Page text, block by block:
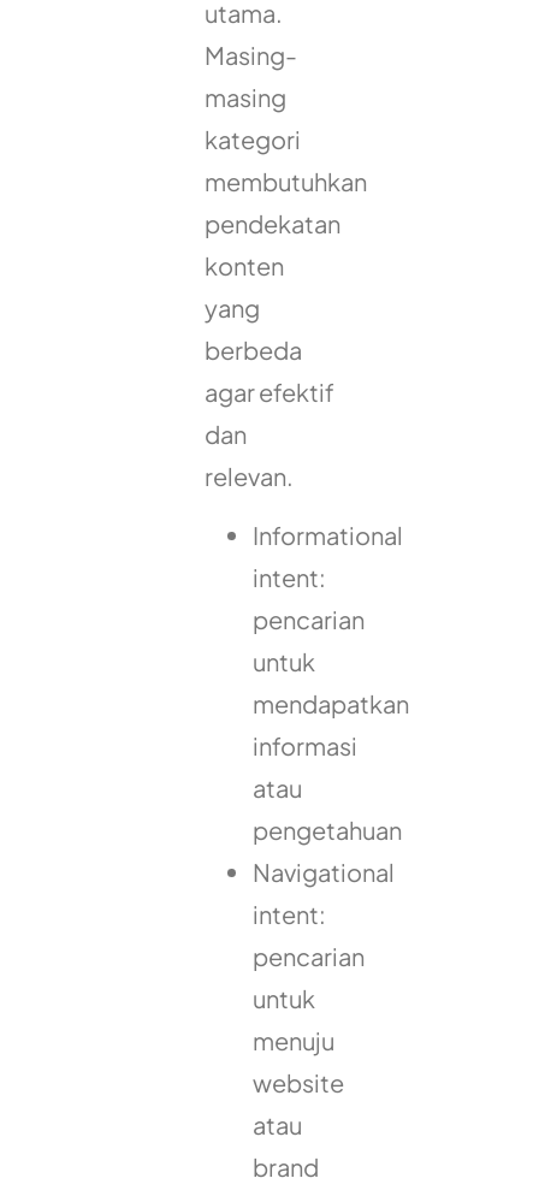
utama.
Masing-
masing
kategori
membutuhkan
pendekatan
konten
yang
berbeda
agar efektif
dan
relevan.
Informational
intent:
pencarian
untuk
mendapatkan
informasi
atau
pengetahuan
Navigational
intent:
pencarian
untuk
menuju
website
atau
brand